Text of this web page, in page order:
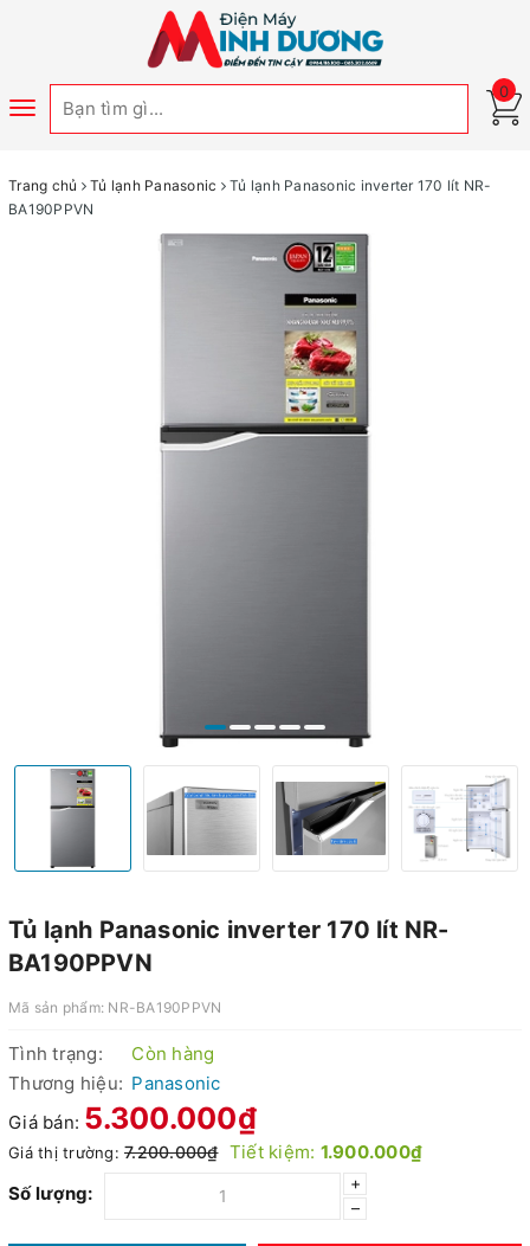
Toggle
0
Trang chủ Tủ lạnh Panasonic
Tủ lạnh Panasonic inverter 170 lít NR-
BA190PPVN
Tủ lạnh Panasonic inverter 170 lít NR-
BA190PPVN
Mã sản phẩm: NR-BA190PPVN
Tình trạng:
Còn hàng
Thương hiệu: Panasonic
Giá bán: 5.300.000₫
Giá thị trường: 7.200.000₫ Tiết kiệm: 1.900.000₫
Số lượng:
+
–